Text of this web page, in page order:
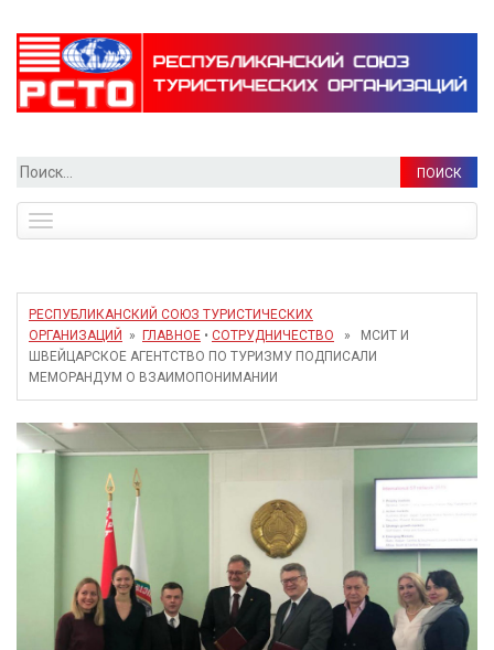
Найти:
navigation
РЕСПУБЛИКАНСКИЙ СОЮЗ ТУРИСТИЧЕСКИХ
ОРГАНИЗАЦИЙ
» ГЛАВНОЕ • СОТРУДНИЧЕСТВО » МСИТ И
ШВЕЙЦАРСКОЕ АГЕНТСТВО ПО ТУРИЗМУ ПОДПИСАЛИ
МЕМОРАНДУМ О ВЗАИМОПОНИМАНИИ